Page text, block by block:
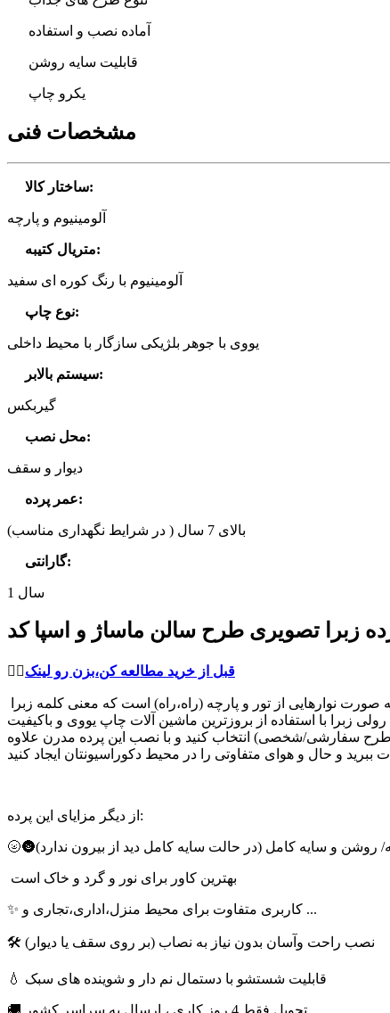
آماده نصب و استفاده
قابلیت سایه روشن
یکرو چاپ
مشخصات فنی
ساختار کالا:
آلومینیوم و پارچه
متریال کتیبه:
آلومینیوم با رنگ کوره ای سفید
نوع چاپ:
یووی با جوهر بلژیکی سازگار با محیط داخلی
سیستم بالابر:
گیربکس
محل نصب:
دیوار و سقف
عمر پرده:
بالای 7 سال ( در شرایط نگهداری مناسب)
گارانتی:
1 سال
👈🏻قبل از خرید مطالعه کن،بزن رو لینک
زبرا با استفاده از بروزترین ماشین آلات چاپ یووی و باکیفیت
سفارشی/شخصی) انتخاب کنید و با نصب این پرده مدرن علاوه
از دیگر مزایای این پرده:
روشن و سایه کامل (در حالت سایه کامل دید از بیرون ندارد)
✨ کاربری متفاوت برای محیط منزل،اداری،تجاری و ...
🛠 نصب راحت وآسان بدون نیاز به نصاب (بر روی سقف یا دیوار)
💧 قابلیت شستشو با دستمال نم دار و شوینده های سبک